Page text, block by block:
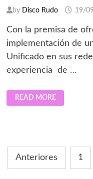
by Disco Rudo 19/
Con la premisa de
implementación de
Unificado en sus
experiencia de …
EMPRESAS
NECESITAN
PREPARASE
SEMINARIO
MÉXICO
READ MORE
Paginación
Anteriores 1